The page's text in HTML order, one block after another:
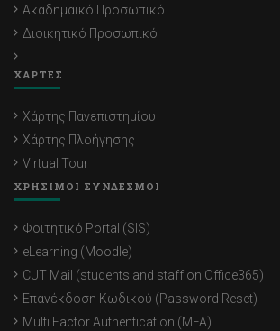
Ακαδημαϊκό Προσωπικό
Διοικητικό Προσωπικό
ΧΑΡΤΕΣ
Χάρτης Πανεπιστημίου
Χάρτης Πλοήγησης
Virtual Tour
ΧΡΗΣΙΜΟΙ ΣΥΝΔΕΣΜΟΙ
Φοιτητικό Portal (SIS)
eLearning (Moodle)
CUT Mail (students and staff on Office365)
Επανέκδοση Κωδικού (Password Reset)
Multi Factor Authentication (MFA)